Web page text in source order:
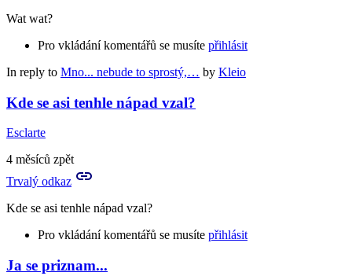
Wat wat?
Pro vkládání komentářů se musíte přihlásit
In reply to Mno... nebude to sprostý,… by Kleio
Kde se asi tenhle nápad vzal?
Esclarte
4 měsíců zpět
Trvalý odkaz
Kde se asi tenhle nápad vzal?
Pro vkládání komentářů se musíte přihlásit
Ja se priznam...